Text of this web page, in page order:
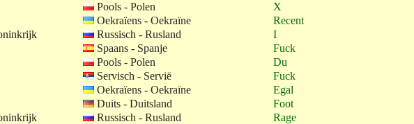
Pools - Polen X
Oekraïens - Oekraïne Recent
Russisch - Rusland I
Spaans - Spanje Fuck
Pools - Polen Du
Servisch - Servië Fuck
Oekraïens - Oekraïne Egal
Duits - Duitsland Foot
Russisch - Rusland Rage